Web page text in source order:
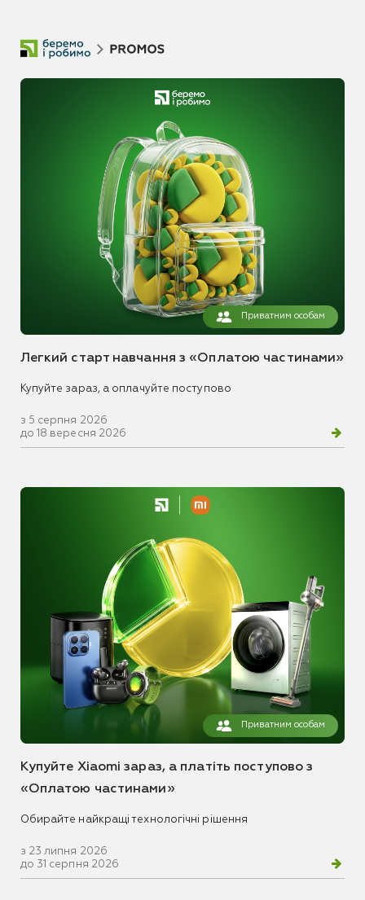
Приватним особам
Легкий старт навчання з «Оплатою частинами»
Купуйте зараз, а оплачуйте поступово
з 5 серпня 2026
до 18 вересня 2026
Приватним особам
Купуйте Xiaomi зараз, а платіть поступово з
«Оплатою частинами»
Обирайте найкращі технологічні рішення
з 23 липня 2026
до 31 серпня 2026